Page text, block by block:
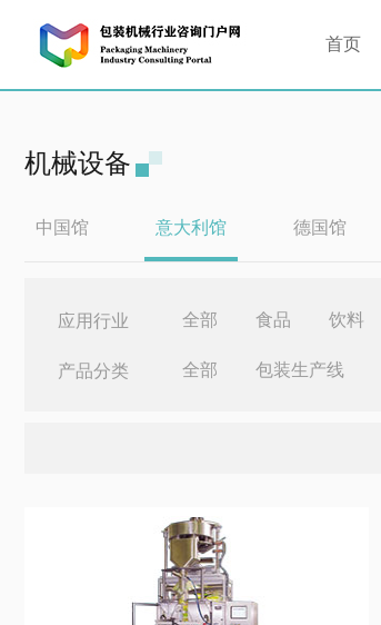
首页
机械设备
中国馆 意大利馆 德国馆
应用行业 全部 食品 饮料
产品分类 全部 包装生产线